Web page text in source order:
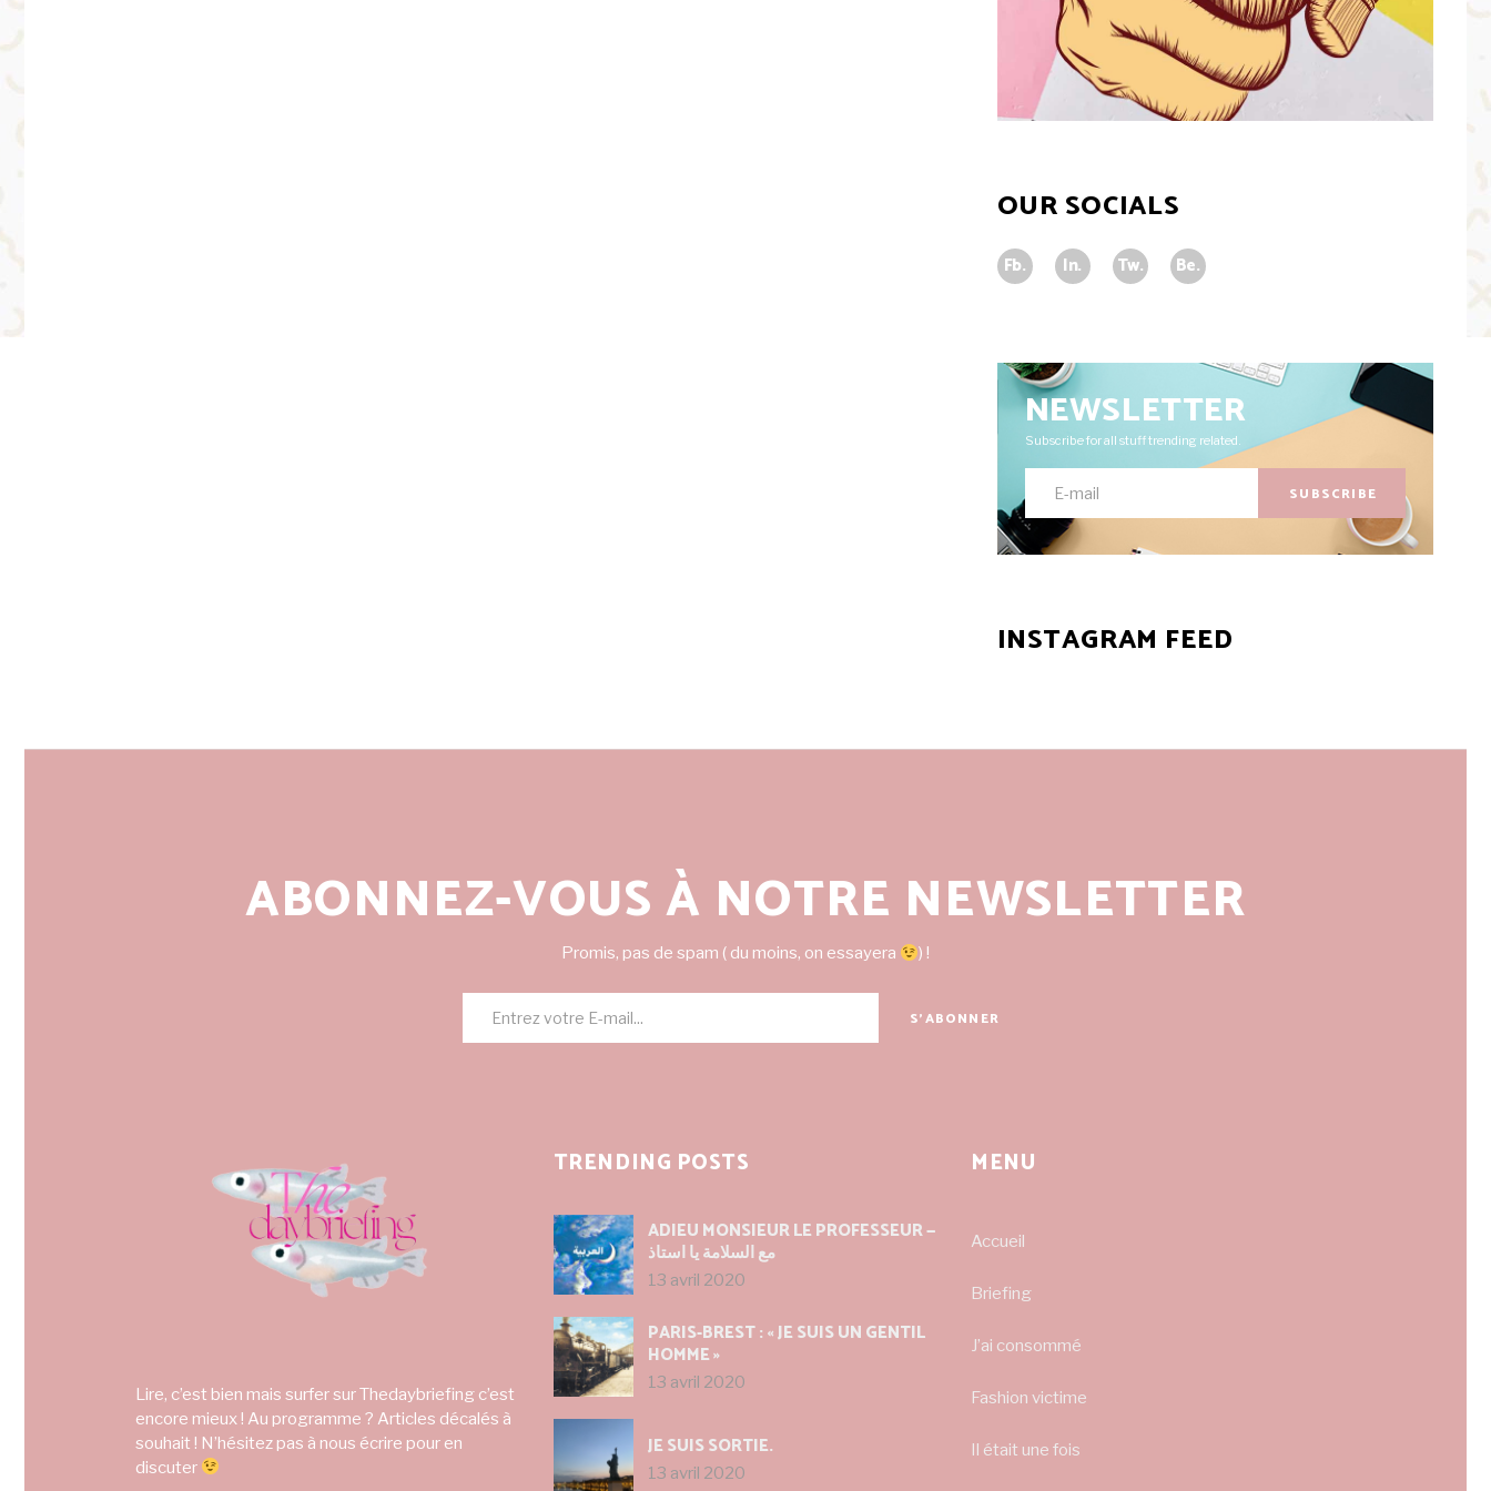
OUR SOCIALS
Fb. In. Tw. Be.
NEWSLETTER
Subscribe for all stuff trending related.
SUBSCRIBE
INSTAGRAM FEED
ABONNEZ-VOUS À NOTRE NEWSLETTER
Promis, pas de spam ( du moins, on essayera ) !
S'ABONNER
Lire, c’est bien mais surfer sur Thedaybriefing c’est
encore mieux ! Au programme ? Articles décalés à
souhait ! N’hésitez pas à nous écrire pour en
discuter
TRENDING POSTS
ADIEU MONSIEUR LE PROFESSEUR —
مع السلامة يا استاذ
13 avril 2020
PARIS-BREST : « JE SUIS UN GENTIL
HOMME »
13 avril 2020
JE SUIS SORTIE.
13 avril 2020
MENU
Accueil
Briefing
J’ai consommé
Fashion victime
Il était une fois